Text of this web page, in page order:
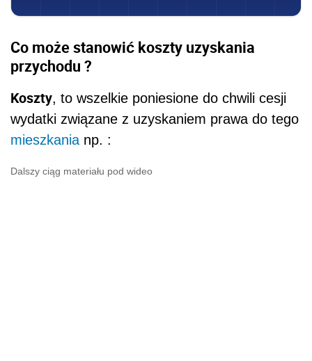
Co może stanowić koszty uzyskania
przychodu ?
Koszty, to wszelkie poniesione do chwili cesji
wydatki związane z uzyskaniem prawa do tego
mieszkania np. :
Dalszy ciąg materiału pod wideo